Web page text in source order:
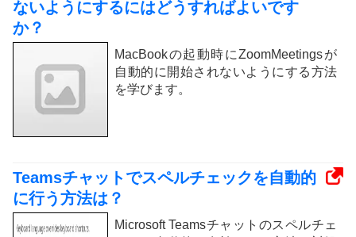
ないようにするにはどうすればよいです
か？
MacBookの起動時にZoomMeetingsが
自動的に開始されないようにする方法
を学びます。
Teamsチャットでスペルチェックを自動的
に行う方法は？
Microsoft Teamsチャットのスペルチェ